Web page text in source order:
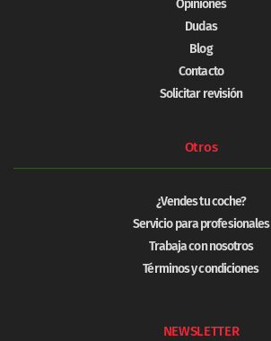
Opiniones
Dudas
Blog
Contacto
Solicitar revisión
Otros
¿Vendes tu coche?
Servicio para profesionales
Trabaja con nosotros
Términos y condiciones
NEWSLETTER